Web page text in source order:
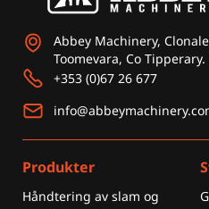
Abbey Machinery,
Toomevara, Co Tipperary.
+353 (0)67 26 677
Produkter
Håndtering av slam og